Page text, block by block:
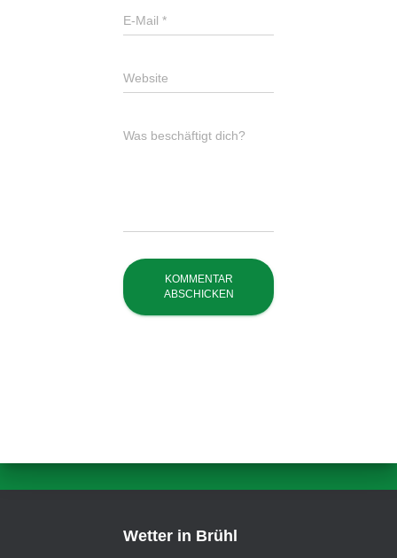
E-Mail *
Website
Was beschäftigt dich?
Wetter in Brühl